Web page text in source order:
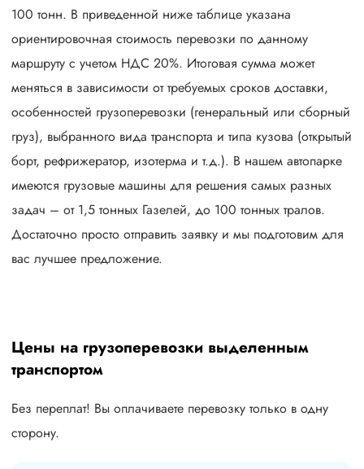
100 тонн. В приведенной ниже таблице указана
ориентировочная стоимость перевозки по данному
маршруту с учетом НДС 20%. Итоговая сумма может
меняться в зависимости от требуемых сроков доставки,
особенностей грузоперевозки (генеральный или сборный
груз), выбранного вида транспорта и типа кузова (открытый
борт, рефрижератор, изотерма и т.д.). В нашем автопарке
имеются грузовые машины для решения самых разных
задач – от 1,5 тонных Газелей, до 100 тонных тралов.
Достаточно просто отправить заявку и мы подготовим для
вас лучшее предложение.
Цены на грузоперевозки выделенным
транспортом
Без переплат! Вы оплачиваете перевозку только в одну
сторону.